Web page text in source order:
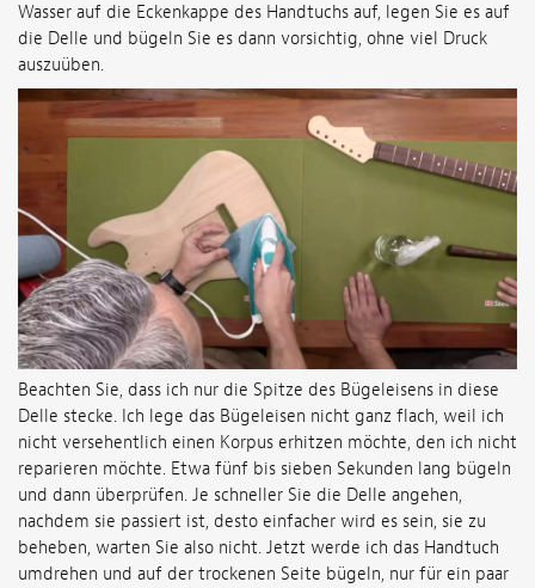
Wasser auf die Eckenkappe des Handtuchs auf, legen Sie es auf
die Delle und bügeln Sie es dann vorsichtig, ohne viel Druck
auszuüben.
Beachten Sie, dass ich nur die Spitze des Bügeleisens in diese
Delle stecke. Ich lege das Bügeleisen nicht ganz flach, weil ich
nicht versehentlich einen Korpus erhitzen möchte, den ich nicht
reparieren möchte. Etwa fünf bis sieben Sekunden lang bügeln
und dann überprüfen. Je schneller Sie die Delle angehen,
nachdem sie passiert ist, desto einfacher wird es sein, sie zu
beheben, warten Sie also nicht. Jetzt werde ich das Handtuch
umdrehen und auf der trockenen Seite bügeln, nur für ein paar